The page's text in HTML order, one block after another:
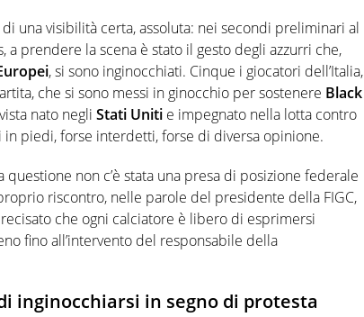
una visibilità certa, assoluta: nei secondi preliminari al
a prendere la scena è stato il gesto degli azzurri che,
, si sono inginocchiati. Cinque i giocatori dell’Italia,
che si sono messi in ginocchio per sostenere Black
nato negli Stati Uniti e impegnato nella lotta contro
in piedi, forse interdetti, forse di diversa opinione.
questione non c’è stata una presa di posizione federale
riscontro, nelle parole del presidente della FIGC,
che ogni calciatore è libero di esprimersi
fino all’intervento del responsabile della
inginocchiarsi in segno di protesta